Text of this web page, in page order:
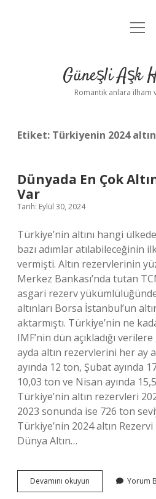
Anasayfa
Yasal
Güneşli Aşk
Romantik anlara ilham
Etiket: Türkiyenin 2024
Dünyada En Çok
Var
Tarih: Eylül 30, 2024
Türkiye’nin altını hangi
bazı adımlar atılabileceğinin
vermişti. Altın rezervlerinin
Merkez Bankası’nda tutan
asgari rezerv
altınları Borsa İstanbul’un
aktarmıştı. Türkiye’nin ne
IMF’nin dün açıkladığı
ayda altın rezervlerini her ay
ayında 12 ton, Şubat ayında
10,03 ton ve Nisan ayında
Türkiye’nin altın rezervleri
2023 sonunda ise 726 ton
Türkiye’nin 2024 altın
Dünya Altın…
Devamını okuyun Dünyada
En
Yorum